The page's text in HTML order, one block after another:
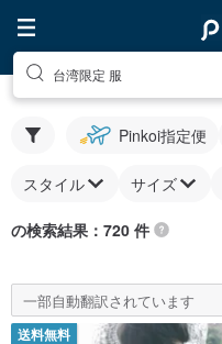
台湾限定 服
Pinkoi指定便
スタイル サイズ
の検索結果：720 件
一部自動翻訳されています
送料無料